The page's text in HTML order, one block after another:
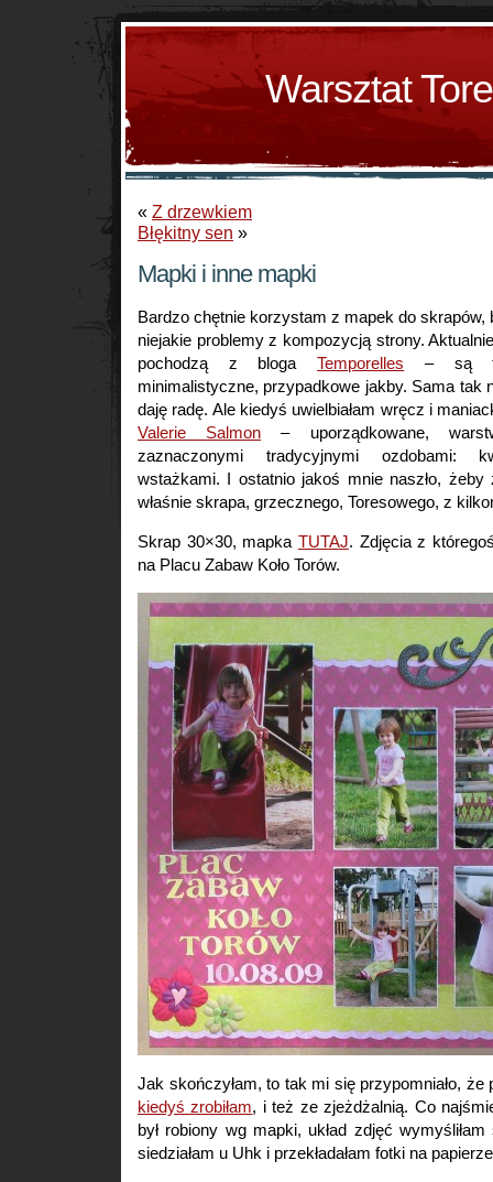
Warsztat
« Z drzewkiem
Błękitny sen »
Mapki i inne mapki
Bardzo chętnie korzystam z mapek do skrapów,
niejakie problemy z kompozycją strony.
pochodzą z blogaTemporelles – są
minimalistyczne, przypadkowe jakby. Sama tak
daję radę. Ale kiedyś uwielbiałam wręcz i
Valerie Salmon – uporządkowane,
zaznaczonymi tradycyjnymi ozdobami:
wstażkami. I ostatnio jakoś mnie naszło, żeby
właśnie skrapa, grzecznego, Toresowego, z
Skrap 30×30, mapka TUTAJ. Zdjęcia z
na Placu Zabaw Koło Torów.
Jak skończyłam, to tak mi się przypomniało,
kiedyś zrobiłam, i też ze zjeżdżalnią. Co
był robiony wg mapki, układ zdjęć
siedziałam u Uhk i przekładałam fotki na